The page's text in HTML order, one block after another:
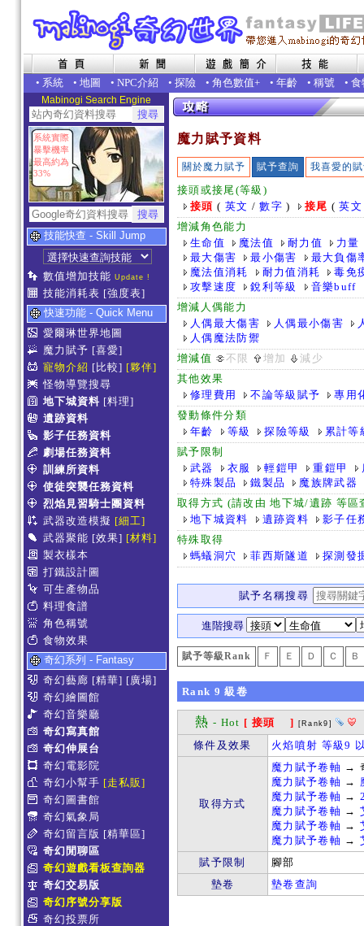
• 系統 • 地圖 • NPC介紹 • 探險 • 角色數值+ • 年齡 • 稱號 • 食
Mabinogi Search Engine
系統實際
暴擊機率
最高約為
33%
技能快查 - Skill Jump
數值增加技能 Update !
技能消耗表 [強度表]
快速功能 - Quick Menu
愛爾琳世界地圖
魔力賦予 [喜愛]
寵物介紹 [比較] [夥伴]
怪物導覽搜尋
地下城資料 [料理]
遺跡資料
影子任務資料
劇場任務資料
訓練所資料
使徒突襲任務資料
烈焰見習騎士團資料
武器改造模擬 [細工]
武器聚能 [效果] [材料]
製衣樣本
打鐵設計圖
可生產物品
料理食譜
角色稱號
食物效果
奇幻系列 - Fantasy
奇幻藝廊 [精華] [廣場]
奇幻繪圖館
奇幻音樂廳
奇幻寫真館
奇幻伸展台
奇幻電影院
奇幻小幫手 [走私販]
奇幻圖書館
奇幻氣象局
奇幻留言版 [精華區]
奇幻閒聊區
奇幻遊戲看板查詢器
奇幻交易版
奇幻序號分享版
奇幻投票所
魔力賦予資料
關於魔力賦予 賦予查詢 我喜愛的
接頭或接尾(等級)
接頭 ( 英文 /數字 ) 接尾 (英文
增減角色能力
生命值
魔法值 耐力值
力量
最大傷害
最小傷害
最大負傷
魔法值消耗
耐力值消耗
毒免
攻擊速度
銳利等級
音樂buff
增減人偶能力
人偶最大傷害
人偶最小傷害
人偶魔法防禦
增減值
不限 增加
減少
其他效果
修理費用
不論等級賦予
專用
發動條件分類
年齡
等級 探險等級
累計等
賦予限制
武器
衣服 輕鎧甲 重鎧甲
特殊製品
鐵製品
魔族牌武器
取得方式 (請改由 地下城/遺跡 等區
地下城資料
遺跡資料
影子任
特殊取得
螞蟻洞穴
菲西斯隧道 探測發
賦予名稱搜尋
進階搜尋
賦予等級Rank Ｆ Ｅ Ｄ Ｃ Ｂ
Rank 9 級卷
熱 - Hot [ 接頭 ] [Rank9]
條件及效果 火焰噴射 等級9
取得方式
魔力賦予卷軸 →
魔力賦予卷軸 →
魔力賦予卷軸 →
魔力賦予卷軸 →
魔力賦予卷軸 →
魔力賦予卷軸 →
賦予限制
腳部
墊卷
墊卷查詢